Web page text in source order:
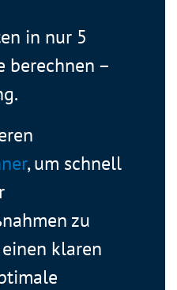
in nur 5
berechnen –
, um schnell
zu
klaren